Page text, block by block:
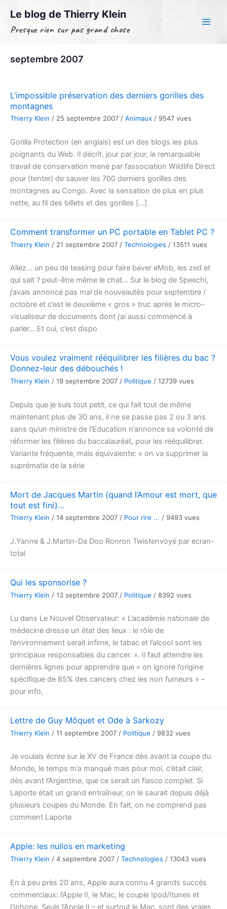
contenu
Le blog de Thierry Klein
Presque rien sur pas grand chose
septembre 2007
L’impossible préservation des derniers gorilles des
montagnes
Thierry Klein / 25 septembre 2007 / Animaux / 9547 vues
Gorilla Protection (en anglais) est un des blogs les plus
poignants du Web. Il décrit, jour par jour, le remarquable
travail de conservation mené par l’association Wildlife Direct
pour (tenter) de sauver les 700 derniers gorilles des
montagnes au Congo. Avec la sensation de plus en plus
nette, au fil des billets et des gorilles […]
Comment transformer un PC portable en Tablet PC ?
Thierry Klein / 21 septembre 2007 / Technologies / 13511 vues
Allez… un peu de teasing pour faire baver eMob, les zed et
qui sait ? peut-être même le chat… Sur le blog de Speechi,
j’avais annoncé pas mal de nouveautés pour septembre /
octobre et c’est le deuxième « gros » truc après le micro-
visualiseur de documents dont j’ai aussi commencé à
parler… Et oui, c’est dispo
Vous voulez vraiment rééquilibrer les filières du bac ?
Donnez-leur des débouchés !
Thierry Klein / 19 septembre 2007 / Politique / 12739 vues
Depuis que je suis tout petit, ce qui fait tout de même
maintenant plus de 30 ans, il ne se passe pas 2 ou 3 ans
sans qu’un ministre de l’Education n’annonce sa volonté de
réformer les filières du baccalauréat, pour les rééquilibrer.
Variante fréquente, mais équivalente: « on va supprimer la
suprématie de la série
Mort de Jacques Martin (quand l’Amour est mort, que
tout est fini)…
Thierry Klein / 14 septembre 2007 / Pour rire ... / 9493 vues
J.Yanne & J.Martin-Da Doo Ronron Twistenvoyé par ecran-
total
Qui les sponsorise ?
Thierry Klein / 13 septembre 2007 / Politique / 8392 vues
Lu dans Le Nouvel Observateur: « L’académie nationale de
médecine dresse un état des lieux : le rôle de
l’environnement serait infime, le tabac et l’alcool sont les
principaux responsables du cancer. ». Il faut attendre les
dernières lignes pour apprendre que « on ignore l’origine
spécifique de 85% des cancers chez les non fumeurs » –
pour info,
Lettre de Guy Môquet et Ode à Sarkozy
Thierry Klein / 11 septembre 2007 / Politique / 9832 vues
Je voulais écrire sur le XV de France dès avant la coupe du
Monde, le temps m’a manqué mais pour moi, c’était clair,
dès avant l’Argentine, que ce serait un fiasco complet. Si
Laporte était un grand entraîneur, on le saurait depuis déjà
plusieurs coupes du Monde. En fait, on ne comprend pas
comment Laporte
Apple: les nullos en marketing
Thierry Klein / 4 septembre 2007 / Technologies / 13043 vues
En à peu près 20 ans, Apple aura connu 4 grands succès
commerciaux: l’Apple II, le Mac, le couple Ipod/Itunes et
l’Iphone. Seuls l’Apple II – et surtout le Mac, sont des vraies,